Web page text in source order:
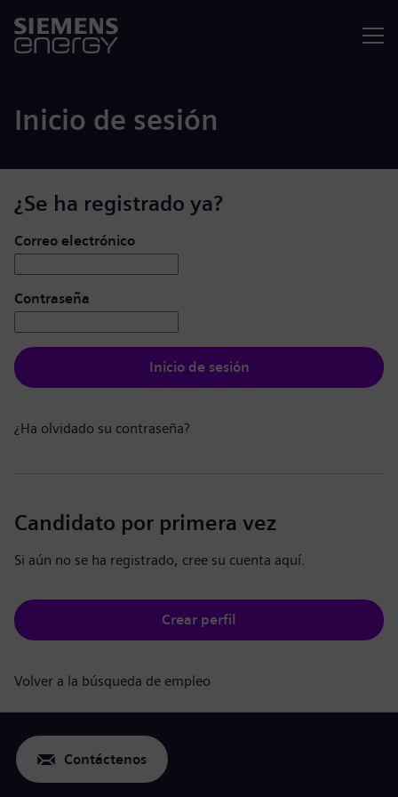
Inicio de sesión
¿Se ha registrado ya?
Iniciar de sesión: usuario y contraseña
Correo electrónico
Contraseña
Inicio de sesión
¿Ha olvidado su contraseña?
Candidato por primera vez
Si aún no se ha registrado, cree su cuenta aquí.
Crear perfil
Volver a la búsqueda de empleo
Contáctenos